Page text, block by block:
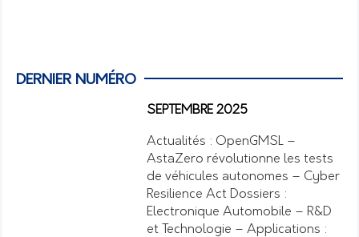
DERNIER NUMÉRO
SEPTEMBRE 2025
Actualités : OpenGMSL –
AstaZero révolutionne les tests
de véhicules autonomes – Cyber
Resilience Act Dossiers :
Electronique Automobile – R&D
et Technologie – Applications :